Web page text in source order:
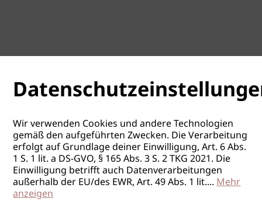
Wir verwenden Cookies und andere Technologien
gemäß den aufgeführten Zwecken. Die Verarbeitung
erfolgt auf Grundlage deiner Einwilligung, Art. 6 Abs.
1 S. 1 lit. a DS-GVO, § 165 Abs. 3 S. 2 TKG 2021. Die
Einwilligung betrifft auch Datenverarbeitungen
außerhalb der EU/des EWR, Art. 49 Abs. 1 lit....Mehr
anzeigen